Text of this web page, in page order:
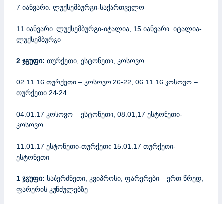
7 იანვარი. ლუქსემბურგი-საქართველო
11 იანვარი. ლუქსემბურგი-იტალია, 15 იანვარი. იტალია-
ლუქსემბურგი
2 ჯგუფი: თურქეთი, ესტონეთი, კოსოვო
02.11.16 თურქეთი – კოსოვო 26-22, 06.11.16 კოსოვო –
თურქეთი 24-24
04.01.17 კოსოვო – ესტონეთი, 08.01,17 ესტონეთი-
კოსოვო
11.01.17 ესტონეთი-თურქეთი 15.01.17 თურქეთი-
ესტონეთი
1 ჯგუფი: საბერძნეთი, კვიპროსი, ფარერები – ერთ წრედ,
ფარერის კუნძულებზე